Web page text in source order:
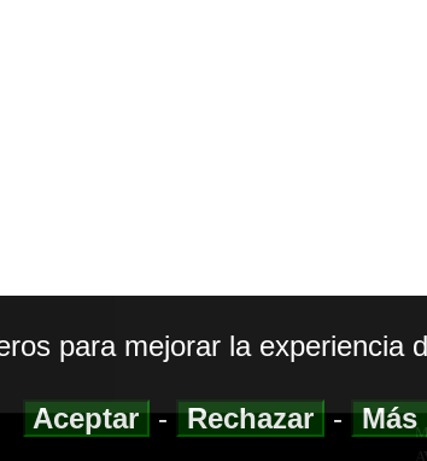
para mejorar la experiencia
Aceptar-Rechazar-Más